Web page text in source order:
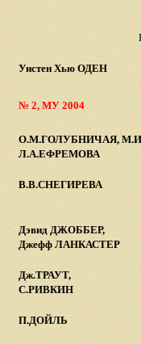
Уистен Хью ОДЕН
№ 2, МУ 2004
О.М.ГОЛУБНИЧАЯ,
Л.А.ЕФРЕМОВА
В.В.СНЕГИРЕВА
Дэвид ДЖОББЕР,
Джефф ЛАНКАСТЕР
Дж.ТРАУТ,
С.РИВКИН
П.ДОЙЛЬ